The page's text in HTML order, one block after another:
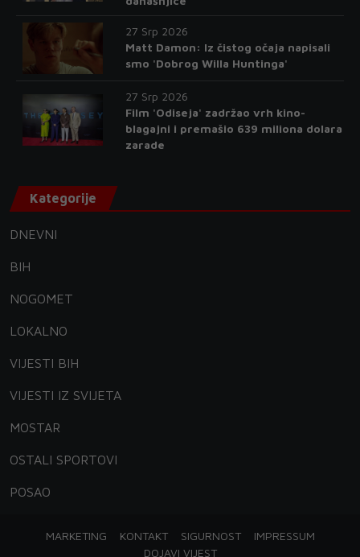
27 Srp 2026
Matt Damon: Iz čistog očaja napisali
smo 'Dobrog Willa Huntinga'
27 Srp 2026
Film 'Odiseja' zadržao vrh kino-
blagajni i premašio 639 miliona dolara
zarade
Kategorije
DNEVNI
BIH
NOGOMET
LOKALNO
VIJESTI BIH
VIJESTI IZ SVIJETA
MOSTAR
OSTALI SPORTOVI
POSAO
MARKETING KONTAKT SIGURNOST
IMPRESSUM
DOJAVI VIJEST